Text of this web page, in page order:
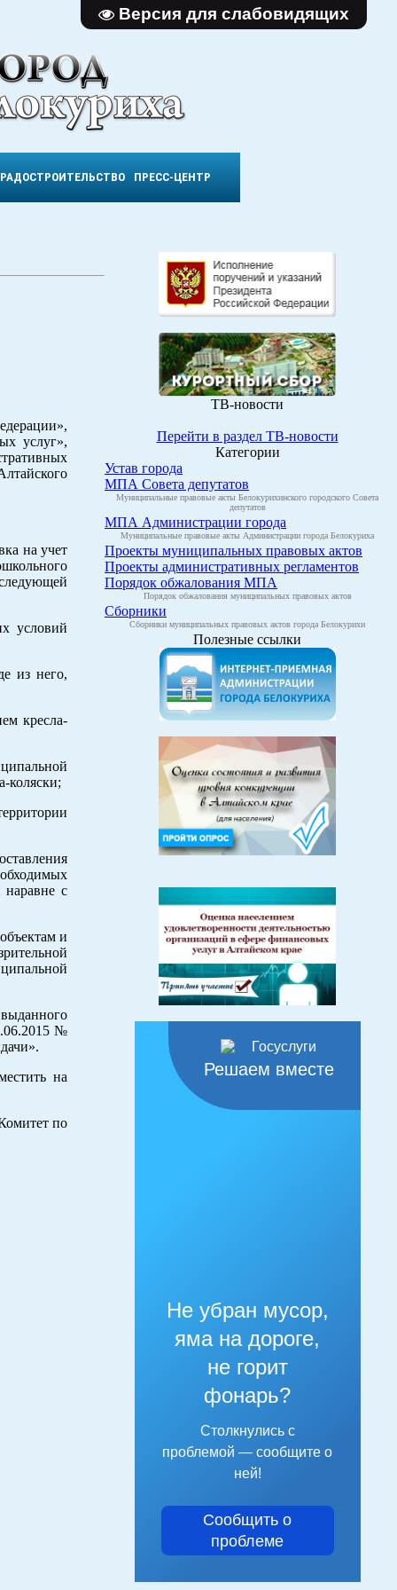
Версия для слабовидящих
ПРЕСС-ЦЕНТР
услуг»,
на учет
условий
из него,
кресла-
коляски;
с
и
№
на
по
ТВ-новости
Перейти в раздел ТВ-новости
Категории
Устав города
МПА Совета депутатов
Муниципальные правовые акты Белокурихинского городского Совета
депутатов
МПА Администрации города
Муниципальные правовые акты Администрации города Белокуриха
Проекты муниципальных правовых актов
Проекты административных регламентов
Порядок обжалования МПА
Порядок обжалования муниципальных правовых актов
Сборники
Сборники муниципальных правовых актов города Белокурихи
Полезные ссылки
Решаем вместе
Не убран мусор,
яма на дороге,
не горит
фонарь?
Столкнулись с
проблемой — сообщите о
ней!
Сообщить о
проблеме